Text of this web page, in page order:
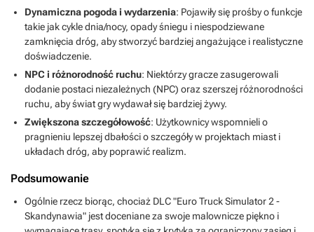
Dynamiczna pogoda i wydarzenia: Pojawiły się prośby o funkcje
takie jak cykle dnia/nocy, opady śniegu i niespodziewane
zamknięcia dróg, aby stworzyć bardziej angażujące i realistyczne
doświadczenie.
NPC i różnorodność ruchu: Niektórzy gracze zasugerowali
dodanie postaci niezależnych (NPC) oraz szerszej różnorodności
ruchu, aby świat gry wydawał się bardziej żywy.
Zwiększona szczegółowość: Użytkownicy wspomnieli o
pragnieniu lepszej dbałości o szczegóły w projektach miast i
układach dróg, aby poprawić realizm.
Podsumowanie
Ogólnie rzecz biorąc, chociaż DLC "Euro Truck Simulator 2 -
Skandynawia" jest doceniane za swoje malownicze piękno i